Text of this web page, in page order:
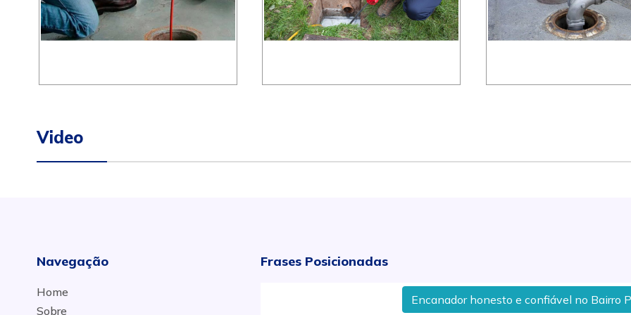
Video
Navegação
Home
Sobre
Frases Posicionadas
Encanador honesto e confiável no Bairro